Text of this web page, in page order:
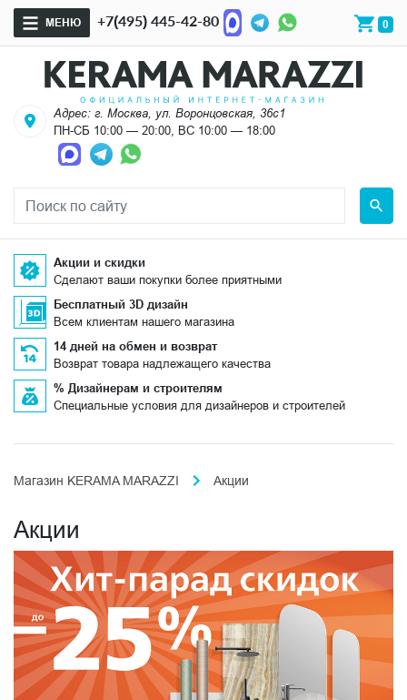
МЕНЮ +7(495) 445-42-80 0
Адрес: г. Москва, ул. Воронцовская, 36с1
ПН-СБ 10:00 — 20:00, ВС 10:00 — 18:00
Акции и скидки
Сделают ваши покупки более приятными
Бесплатный 3D дизайн
Всем клиентам нашего магазина
14 дней на обмен и возврат
Возврат товара надлежащего качества
% Дизайнерам и строителям
Специальные условия для дизайнеров и строителей
Магазин KERAMA MARAZZI Акции
Акции